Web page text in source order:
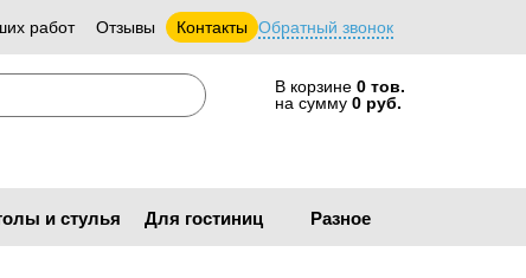
работ Отзывы Контакты Обратный звонок
В корзине 0 тов.
на сумму 0 руб.
и стулья Для гостиниц Разное